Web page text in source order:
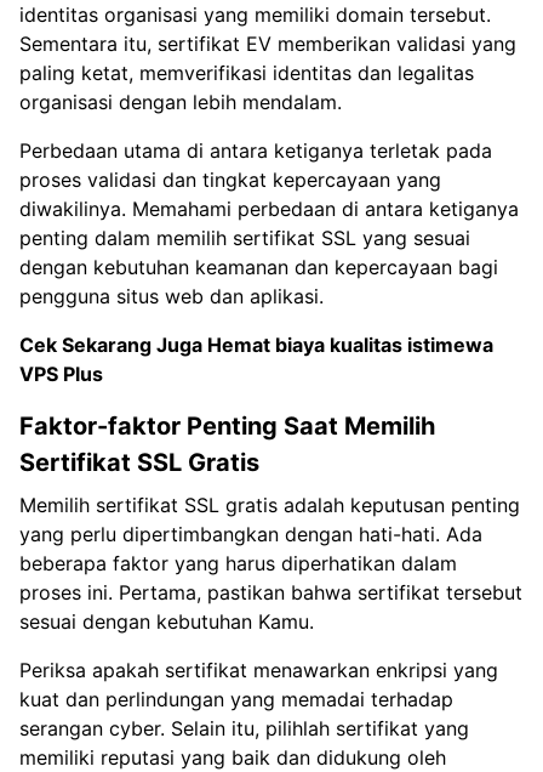
identitas organisasi yang memiliki domain tersebut.
Sementara itu, sertifikat EV memberikan validasi yang
paling ketat, memverifikasi identitas dan legalitas
organisasi dengan lebih mendalam.
Perbedaan utama di antara ketiganya terletak pada
proses validasi dan tingkat kepercayaan yang
diwakilinya. Memahami perbedaan di antara ketiganya
penting dalam memilih sertifikat SSL yang sesuai
dengan kebutuhan keamanan dan kepercayaan bagi
pengguna situs web dan aplikasi.
Cek Sekarang Juga Hemat biaya kualitas istimewa
VPS Plus
Faktor-faktor Penting Saat Memilih
Sertifikat SSL Gratis
Memilih sertifikat SSL gratis adalah keputusan penting
yang perlu dipertimbangkan dengan hati-hati. Ada
beberapa faktor yang harus diperhatikan dalam
proses ini. Pertama, pastikan bahwa sertifikat tersebut
sesuai dengan kebutuhan Kamu.
Periksa apakah sertifikat menawarkan enkripsi yang
kuat dan perlindungan yang memadai terhadap
serangan cyber. Selain itu, pilihlah sertifikat yang
memiliki reputasi yang baik dan didukung oleh